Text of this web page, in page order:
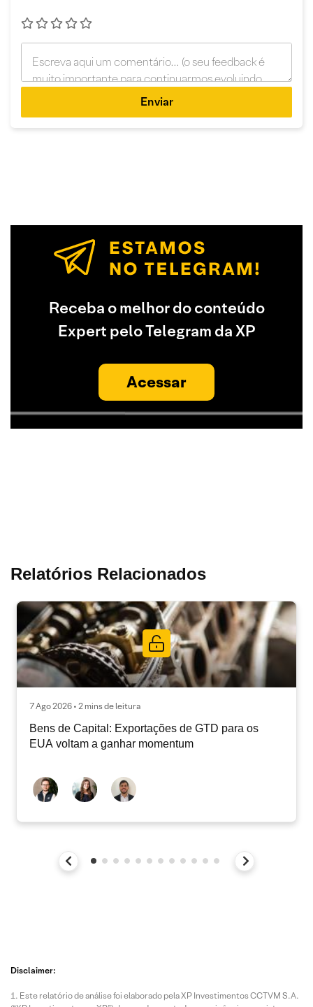
Enviar
Receba o melhor do conteúdo
Expert pelo Telegram da XP
Acessar
Relatórios Relacionados
7 Ago 2026 • 2 mins de leitura
Bens de Capital: Exportações de GTD para os
EUA voltam a ganhar momentum
Disclaimer:
Este relatório de análise foi elaborado pela XP Investimentos CCTVM S.A.